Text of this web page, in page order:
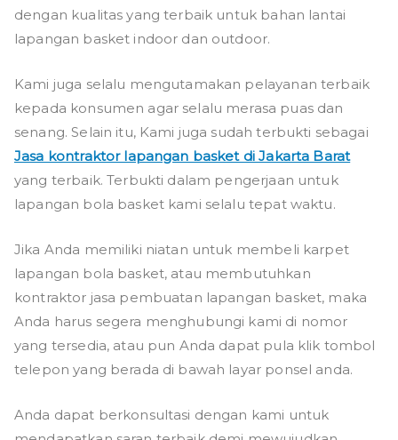
dengan kualitas yang terbaik untuk bahan lantai
lapangan basket indoor dan outdoor.
Kami juga selalu mengutamakan pelayanan terbaik
kepada konsumen agar selalu merasa puas dan
senang. Selain itu, Kami juga sudah terbukti sebagai
Jasa kontraktor lapangan basket di Jakarta Barat
yang terbaik. Terbukti dalam pengerjaan untuk
lapangan bola basket kami selalu tepat waktu.
Jika Anda memiliki niatan untuk membeli karpet
lapangan bola basket, atau membutuhkan
kontraktor jasa pembuatan lapangan basket, maka
Anda harus segera menghubungi kami di nomor
yang tersedia, atau pun Anda dapat pula klik tombol
telepon yang berada di bawah layar ponsel anda.
Anda dapat berkonsultasi dengan kami untuk